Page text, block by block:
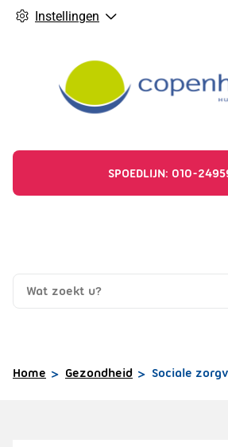
Instellingen
SPOEDLIJN: 010-
Home Gezondheid Sociale